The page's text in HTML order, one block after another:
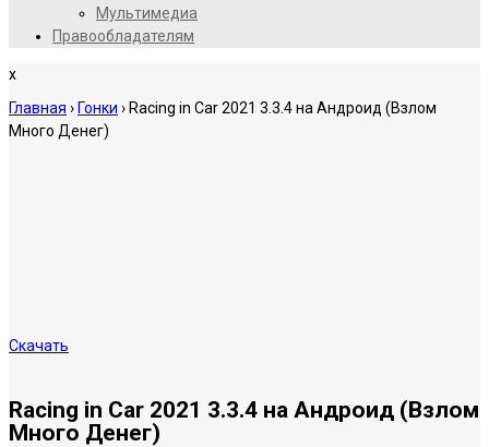
Мультимедиа
Правообладателям
x
Главная › Гонки › Racing in Car 2021 3.3.4 на Андроид (Взлом
Много Денег)
Скачать
Racing in Car 2021 3.3.4 на Андроид (Взлом
Много Денег)